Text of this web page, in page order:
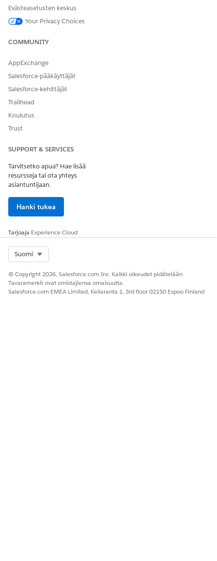
Viitetyön tyyppi
Suorittaako tämä toiminto
kehotteen mallin?
Evästeasetusten keskus
Your Privacy Choices
COMMUNITY
AppExchange
Salesforce-pääkäyttäjät
Salesforce-kehittäjät
Trailhead
Koulutus
Trust
SUPPORT & SERVICES
Tarvitsetko apua? Hae lisää
resursseja tai ota yhteys
asiantuntijaan.
Hanki tukea
Tarjoaja Experience Cloud
Suomi
© Copyright 2026, Salesforce.com Inc. Kaikki oikeudet pidätetään.
Tavaramerkit ovat omistajiensa omaisuutta.
Salesforce.com EMEA Limited, Keilaranta 1, 3rd floor 02150 Espoo Finland